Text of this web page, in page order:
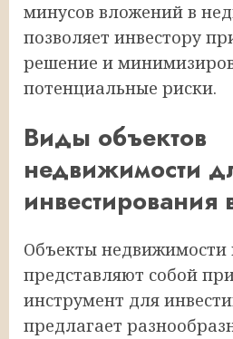
минусов вложений в
позволяет инвестору
решение и
потенциальные риски.
Виды объектов
недвижимости
инвестирования
Объекты недвижимости
представляют собой
инструмент для
предлагает